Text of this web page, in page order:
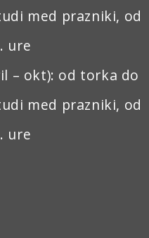
med prazniki, od
ure
– okt): od torka do
med prazniki, od
ure